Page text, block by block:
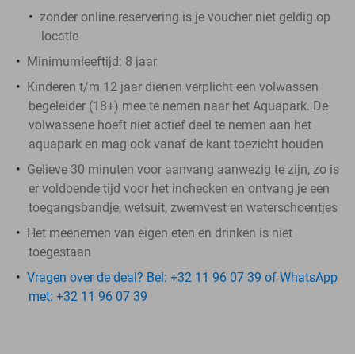
zonder online reservering is je voucher niet geldig op
locatie
Minimumleeftijd: 8 jaar
Kinderen t/m 12 jaar dienen verplicht een volwassen
begeleider (18+) mee te nemen naar het Aquapark. De
volwassene hoeft niet actief deel te nemen aan het
aquapark en mag ook vanaf de kant toezicht houden
Gelieve 30 minuten voor aanvang aanwezig te zijn, zo is
er voldoende tijd voor het inchecken en ontvang je een
toegangsbandje, wetsuit, zwemvest en waterschoentjes
Het meenemen van eigen eten en drinken is niet
toegestaan
Vragen over de deal? Bel: +32 11 96 07 39 of WhatsApp
met: +32 11 96 07 39